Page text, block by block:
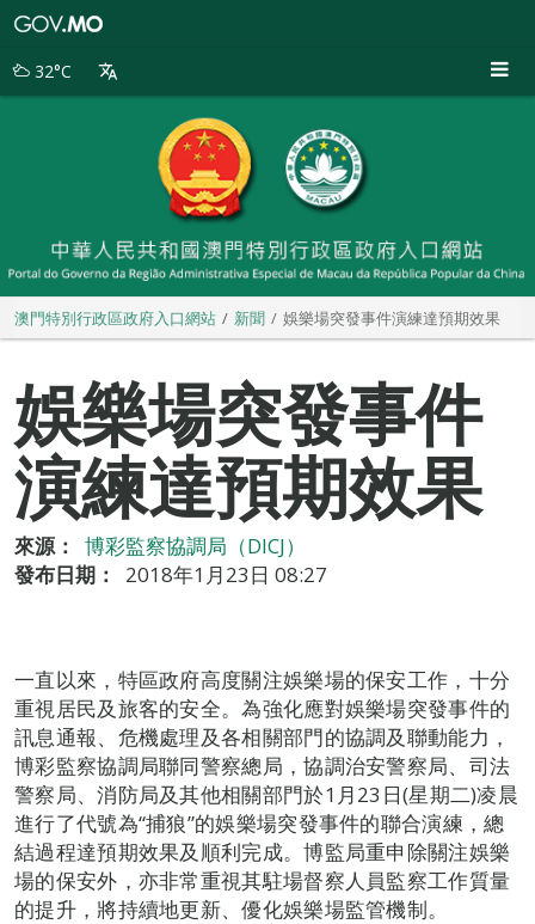
別
32°C
澳門特別行政區政府入口網站 新聞 娛樂場突發事件演練達預期效果
娛樂場突發事件
演練達預期效果
來源：
博彩監察協調局（DICJ）
發布日期：
2018年1月23日 08:27
一直以來，特區政府高度關注娛樂場的保安工作，十分
重視居民及旅客的安全。為強化應對娛樂場突發事件的
訊息通報、危機處理及各相關部門的協調及聯動能力，
博彩監察協調局聯同警察總局，協調治安警察局、司法
警察局、消防局及其他相關部門於1月23日(星期二)凌晨
進行了代號為“捕狼”的娛樂場突發事件的聯合演練，總
結過程達預期效果及順利完成。博監局重申除關注娛樂
場的保安外，亦非常重視其駐場督察人員監察工作質量
的提升，將持續地更新、優化娛樂場監管機制。